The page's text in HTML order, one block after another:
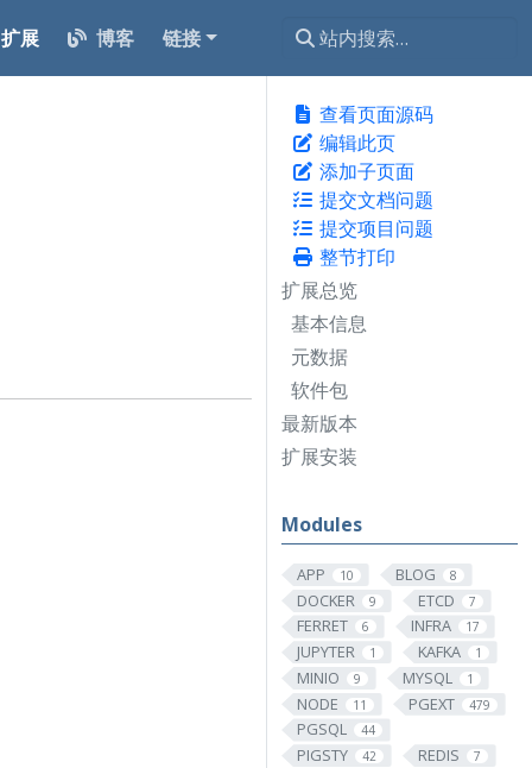
扩展 博客 链接
查看页面源码
编辑此页
添加子页面
提交文档问题
提交项目问题
整节打印
扩展总览
基本信息
元数据
软件包
最新版本
扩展安装
Modules
APP 10 BLOG 8
DOCKER 9 ETCD 7
FERRET 6 INFRA 17
JUPYTER 1 KAFKA 1
MINIO 9 MYSQL 1
NODE 11 PGEXT 479
PGSQL 44
PIGSTY 42 REDIS 7